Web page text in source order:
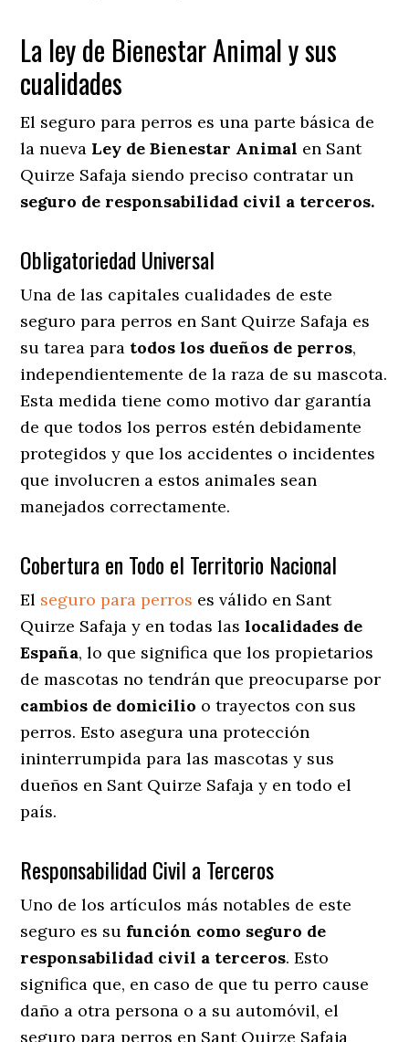
La ley de Bienestar Animal y sus
cualidades
El seguro para perros es una parte básica de
la nueva Ley de Bienestar Animal en Sant
Quirze Safaja siendo preciso contratar un
seguro de responsabilidad civil a terceros.
Obligatoriedad Universal
Una de las capitales cualidades de este
seguro para perros en Sant Quirze Safaja es
su tarea para todos los dueños de perros,
independientemente de la raza de su mascota.
Esta medida tiene como motivo dar garantía
de que todos los perros estén debidamente
protegidos y que los accidentes o incidentes
que involucren a estos animales sean
manejados correctamente.
Cobertura en Todo el Territorio Nacional
El seguro para perros es válido en Sant
Quirze Safaja y en todas laslocalidades de
España, lo que significa que los propietarios
de mascotas no tendrán que preocuparse por
cambios de domicilio o trayectos con sus
perros. Esto asegura una protección
ininterrumpida para las mascotas y sus
dueños en Sant Quirze Safaja y en todo el
país.
Responsabilidad Civil a Terceros
Uno de los artículos más notables de este
seguro es su función como seguro de
responsabilidad civil a terceros. Esto
significa que, en caso de que tu perro cause
daño a otra persona o a su automóvil, el
seguro para perros en Sant Quirze Safaja